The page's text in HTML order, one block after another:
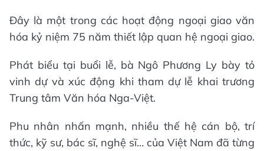
Đây là một trong các hoạt động ngoại giao văn
hóa kỷ niệm 75 năm thiết lập quan hệ ngoại giao.
Phát biểu tại buổi lễ, bà Ngô Phương Ly bày tỏ
vinh dự và xúc động khi tham dự lễ khai trương
Trung tâm Văn hóa Nga-Việt.
Phu nhân nhấn mạnh, nhiều thế hệ cán bộ, trí
thức, kỹ sư, bác sĩ, nghệ sĩ… của Việt Nam đã từng